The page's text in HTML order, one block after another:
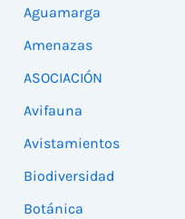
Aguamarga
Amenazas
ASOCIACIÓN
Avifauna
Avistamientos
Biodiversidad
Botánica